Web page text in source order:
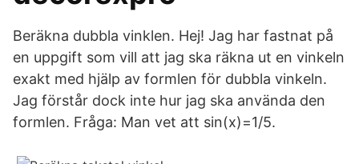
Beräkna dubbla vinklen. Hej! Jag har fastnat på
en uppgift som vill att jag ska räkna ut en vinkeln
exakt med hjälp av formlen för dubbla vinkeln.
Jag förstår dock inte hur jag ska använda den
formlen. Fråga: Man vet att sin(x)=1/5.